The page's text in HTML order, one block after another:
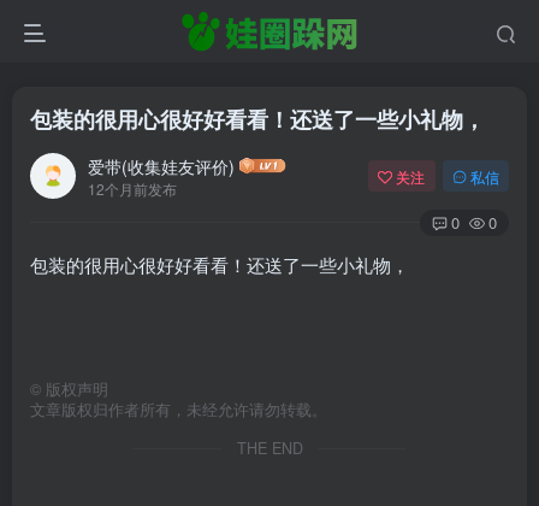
包装的很用心很好好看看！还送了一些小礼物，
爱带(收集娃友评价)
12个月前发布
关注 私信
0 0
包装的很用心很好好看看！还送了一些小礼物，
© 版权声明
文章版权归作者所有，未经允许请勿转载。
THE END